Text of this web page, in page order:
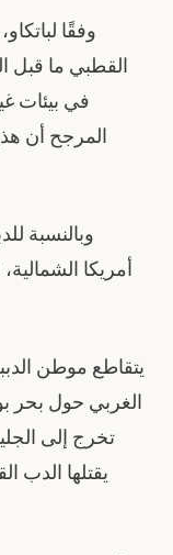
وفقًا
القطبي ما قبل
في بيئات
المرجح أن
وبالنسبة
أمريكا
يتقاطع موطن
الغربي حول بحر
تخرج إلى
يقتلها الدب